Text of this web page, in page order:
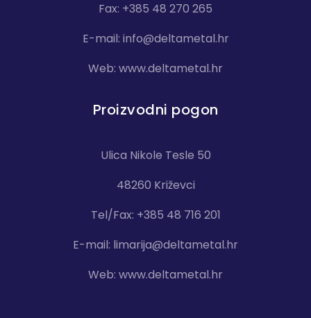
Fax: +385 48 270 265
E-mail: info@deltametal.hr
Web: www.deltametal.hr
Proizvodni pogon
Ulica Nikole Tesle 50
48260 Križevci
Tel/Fax: +385 48 716 201
E-mail: limarija@deltametal.hr
Web: www.deltametal.hr